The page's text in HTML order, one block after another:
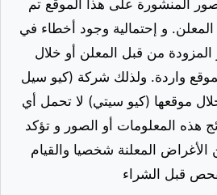
المنشورة على هذا الموقع تم
و إحتمالية وجود أخطاء في
المزودة من قبل المعلن أو خلال
واردة. ولذلك شركة (كيو سيل
موقعها (كيو سيتي) لا تحمل أي
هذه المعلومات أو الصور و تؤكد
المعلنة شخصيا والقيام